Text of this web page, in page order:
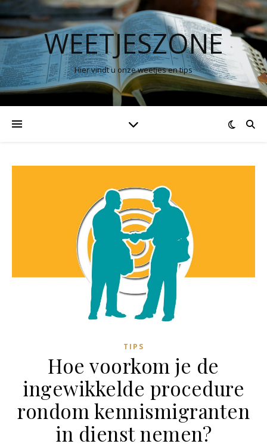
WEETJESZONE
Hier vindt u onze weetjes en tips
TIPS
Hoe voorkom je de
ingewikkelde procedure
rondom kennismigranten
in dienst nemen?